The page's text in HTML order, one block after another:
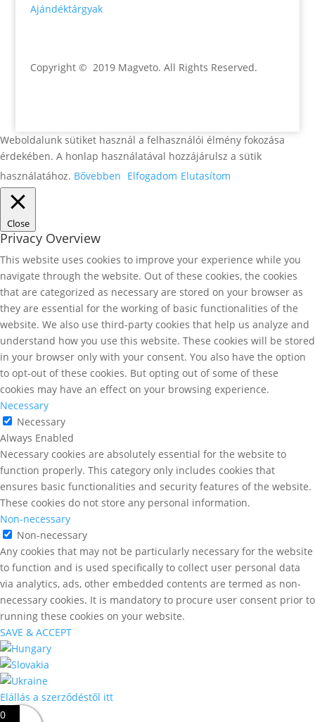
Ajándéktárgyak
Copyright © 2019 Magveto. All Rights Reserved.
Weboldalunk sütiket használ a felhasználói élmény fokozása
érdekében. A honlap használatával hozzájárulsz a sütik
használatához. Bővebben Elfogadom Elutasítom
Close
Privacy Overview
This website uses cookies to improve your experience while you
navigate through the website. Out of these cookies, the cookies
that are categorized as necessary are stored on your browser as
they are essential for the working of basic functionalities of the
website. We also use third-party cookies that help us analyze and
understand how you use this website. These cookies will be stored
in your browser only with your consent. You also have the option
to opt-out of these cookies. But opting out of some of these
cookies may have an effect on your browsing experience.
Necessary
Necessary
Always Enabled
Necessary cookies are absolutely essential for the website to
function properly. This category only includes cookies that
ensures basic functionalities and security features of the website.
These cookies do not store any personal information.
Non-necessary
Non-necessary
Any cookies that may not be particularly necessary for the website
to function and is used specifically to collect user personal data
via analytics, ads, other embedded contents are termed as non-
necessary cookies. It is mandatory to procure user consent prior to
running these cookies on your website.
SAVE & ACCEPT
Elállás a szerződéstől itt
0